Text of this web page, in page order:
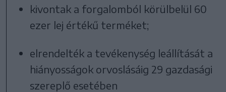
kivontak a forgalomból körülbelül 60
ezer lej értékű terméket;
elrendelték a tevékenység leállítását a
hiányosságok orvoslásáig 29 gazdasági
szereplő esetében